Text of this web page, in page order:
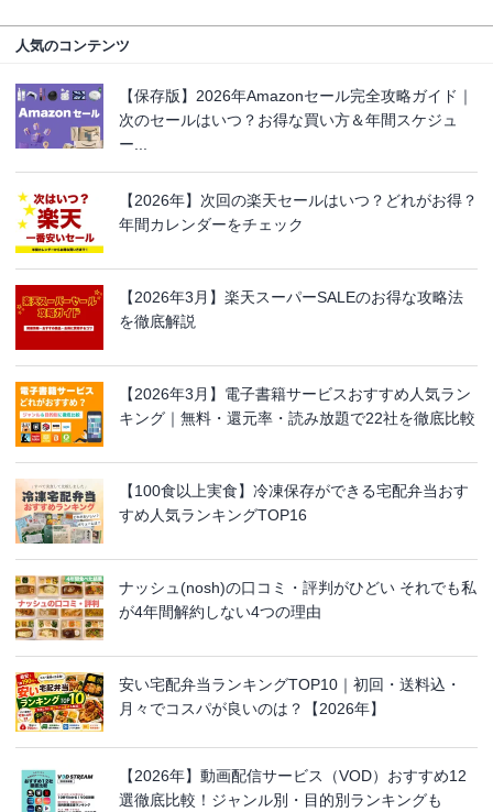
人気のコンテンツ
【保存版】2026年Amazonセール完全攻略ガイド｜
次のセールはいつ？お得な買い方＆年間スケジュ
ー...
【2026年】次回の楽天セールはいつ？どれがお得？
年間カレンダーをチェック
【2026年3月】楽天スーパーSALEのお得な攻略法
を徹底解説
【2026年3月】電子書籍サービスおすすめ人気ラン
キング｜無料・還元率・読み放題で22社を徹底比較
【100食以上実食】冷凍保存ができる宅配弁当おす
すめ人気ランキングTOP16
ナッシュ(nosh)の口コミ・評判がひどい それでも私
が4年間解約しない4つの理由
安い宅配弁当ランキングTOP10｜初回・送料込・
月々でコスパが良いのは？【2026年】
【2026年】動画配信サービス（VOD）おすすめ12
選徹底比較！ジャンル別・目的別ランキングも